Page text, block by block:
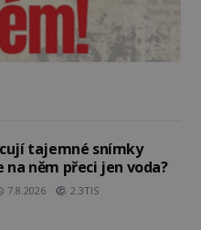
tajemné snímky
na něm přeci jen voda?
7.8.2026 2.3TIS